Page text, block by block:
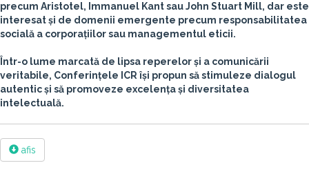
precum Aristotel, Immanuel Kant sau John Stuart Mill, dar este
interesat și de domenii emergente precum responsabilitatea
socială a corporațiilor sau managementul eticii.
Într-o lume marcată de lipsa reperelor și a comunicării
veritabile, Conferințele ICR își propun să stimuleze dialogul
autentic și să promoveze excelența și diversitatea
intelectuală.
afis